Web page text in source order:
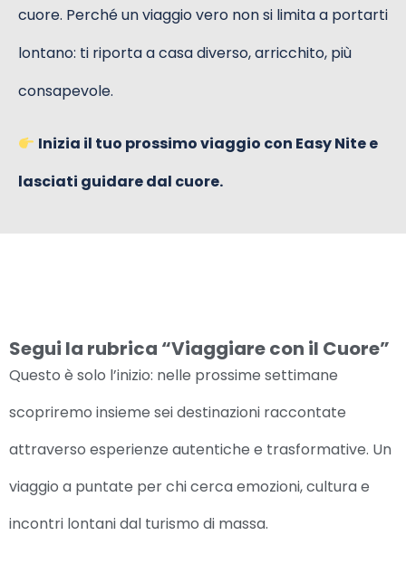
cuore. Perché un viaggio vero non si limita a portarti
lontano: ti riporta a casa diverso, arricchito, più
consapevole.
Inizia il tuo prossimo viaggio con Easy Nite e
lasciati guidare dal cuore.
Segui la rubrica “Viaggiare con il Cuore”
Questo è solo l’inizio: nelle prossime settimane
scopriremo insieme sei destinazioni raccontate
attraverso esperienze autentiche e trasformative. Un
viaggio a puntate per chi cerca emozioni, cultura e
incontri lontani dal turismo di massa.